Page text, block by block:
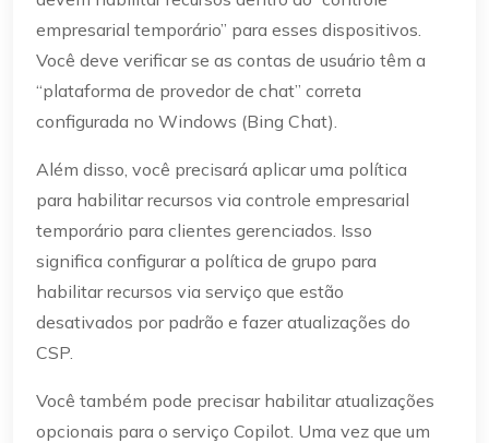
empresarial temporário” para esses dispositivos.
Você deve verificar se as contas de usuário têm a
“plataforma de provedor de chat” correta
configurada no Windows (Bing Chat).
Além disso, você precisará aplicar uma política
para habilitar recursos via controle empresarial
temporário para clientes gerenciados. Isso
significa configurar a política de grupo para
habilitar recursos via serviço que estão
desativados por padrão e fazer atualizações do
CSP.
Você também pode precisar habilitar atualizações
opcionais para o serviço Copilot. Uma vez que um